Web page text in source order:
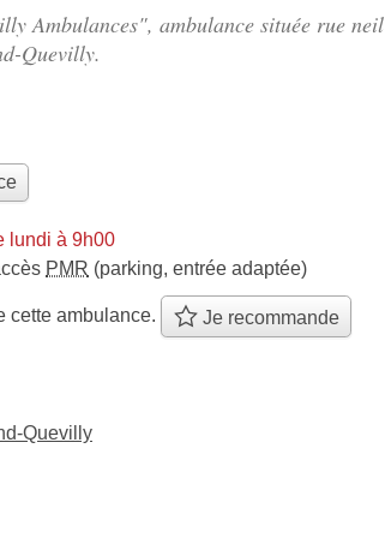
Ambulances", ambulance située rue neil
Quevilly.
lundi à 9h00
PMR (parking, entrée adaptée)
cette ambulance. Je recommande
Quevilly